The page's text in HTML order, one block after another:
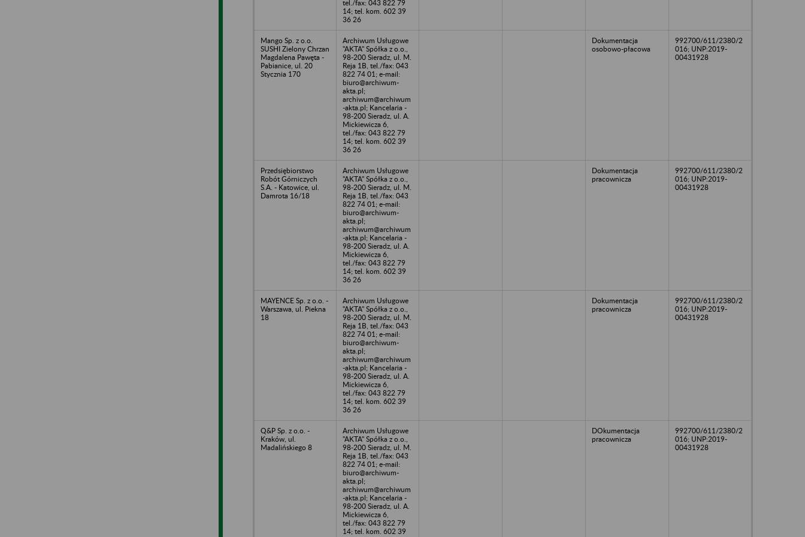
tel./fax: 043 822 79
14; tel. kom. 602 39
36 26
Mango Sp. z o.o.
SUSHI Zielony Chrzan
Magdalena Pawęta -
Pabianice, ul. 20
Stycznia 170
Archiwum Usługowe
"AKTA" Spółka z o.o.,
98-200 Sieradz, ul. M.
Reja 1B, tel./fax: 043
822 74 01; e-mail:
biuro@archiwum-
akta.pl;
archiwum@archiwum
-akta.pl; Kancelaria -
98-200 Sieradz, ul. A.
Mickiewicza 6,
tel./fax: 043 822 79
14; tel. kom. 602 39
36 26
Dokumentacja
osobowo-płacowa
992700/611/2380/2
016; UNP:2019-
00431928
Przedsiębiorstwo
Robót Górniczych
S.A. - Katowice, ul.
Damrota 16/18
Archiwum Usługowe
"AKTA" Spółka z o.o.,
98-200 Sieradz, ul. M.
Reja 1B, tel./fax: 043
822 74 01; e-mail:
biuro@archiwum-
akta.pl;
archiwum@archiwum
-akta.pl; Kancelaria -
98-200 Sieradz, ul. A.
Mickiewicza 6,
tel./fax: 043 822 79
14; tel. kom. 602 39
36 26
Dokumentacja
pracownicza
992700/611/2380/2
016; UNP:2019-
00431928
MAYENCE Sp. z o.o. -
Warszawa, ul. Piekna
18
Archiwum Usługowe
"AKTA" Spółka z o.o.,
98-200 Sieradz, ul. M.
Reja 1B, tel./fax: 043
822 74 01; e-mail:
biuro@archiwum-
akta.pl;
archiwum@archiwum
-akta.pl; Kancelaria -
98-200 Sieradz, ul. A.
Mickiewicza 6,
tel./fax: 043 822 79
14; tel. kom. 602 39
36 26
Dokumentacja
pracownicza
992700/611/2380/2
016; UNP:2019-
00431928
Q&P Sp. z o.o. -
Kraków, ul.
Madalińskiego 8
Archiwum Usługowe
"AKTA" Spółka z o.o.,
98-200 Sieradz, ul. M.
Reja 1B, tel./fax: 043
822 74 01; e-mail:
biuro@archiwum-
akta.pl;
archiwum@archiwum
-akta.pl; Kancelaria -
98-200 Sieradz, ul. A.
Mickiewicza 6,
tel./fax: 043 822 79
14; tel. kom. 602 39
DOkumentacja
pracownicza
992700/611/2380/2
016; UNP:2019-
00431928